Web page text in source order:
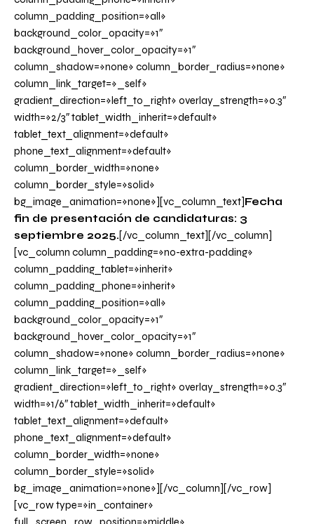
column_padding_position=»all»
background_color_opacity=»1″
background_hover_color_opacity=»1″
column_shadow=»none» column_border_radius=»none»
column_link_target=»_self»
gradient_direction=»left_to_right» overlay_strength=»0.3″
width=»2/3″ tablet_width_inherit=»default»
tablet_text_alignment=»default»
phone_text_alignment=»default»
column_border_width=»none»
column_border_style=»solid»
bg_image_animation=»none»][vc_column_text]Fecha
fin de presentación de candidaturas: 3
septiembre 2025.[/vc_column_text][/vc_column]
[vc_column column_padding=»no-extra-padding»
column_padding_tablet=»inherit»
column_padding_phone=»inherit»
column_padding_position=»all»
background_color_opacity=»1″
background_hover_color_opacity=»1″
column_shadow=»none» column_border_radius=»none»
column_link_target=»_self»
gradient_direction=»left_to_right» overlay_strength=»0.3″
width=»1/6″ tablet_width_inherit=»default»
tablet_text_alignment=»default»
phone_text_alignment=»default»
column_border_width=»none»
column_border_style=»solid»
bg_image_animation=»none»][/vc_column][/vc_row]
[vc_row type=»in_container»